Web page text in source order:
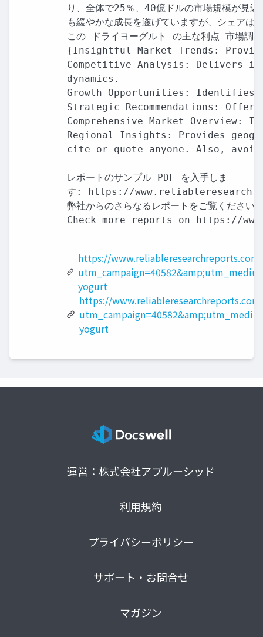
り、全体で25％、40億ドルの市場規模が見
も緩やかな成長を遂げていますが、シェアは
この ドライヨーグルト の主な利点 市場調
{Insightful Market Trends:
Competitive Analysis: Delivers
dynamics.
Growth Opportunities: Identifies
Strategic Recommendations:
Comprehensive Market
Regional Insights: Provides
cite or quote anyone. Also, avoid
レポートのサンプル PDF を入手しま
す: https://
弊社からのさらなるレポートをご覧ください:
Check more reports on https://
https://
yogurt
https://
yogurt
運営：株式会社アプルーシッド
利用規約
プライバシーポリシー
サポート・お問合せ
マガジン